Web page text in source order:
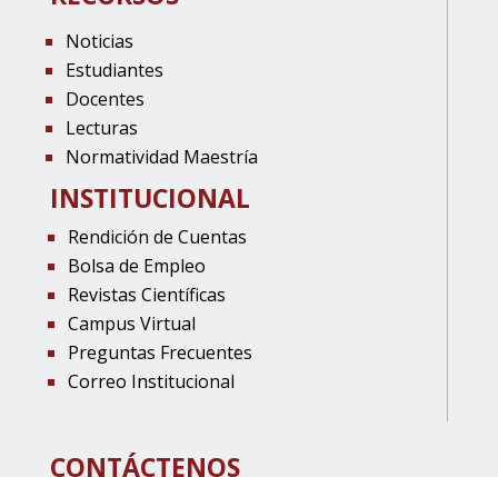
Noticias
Estudiantes
Docentes
Lecturas
Normatividad Maestría
INSTITUCIONAL
Rendición de Cuentas
Bolsa de Empleo
Revistas Científicas
Campus Virtual
Preguntas Frecuentes
Correo Institucional
CONTÁCTENOS